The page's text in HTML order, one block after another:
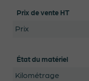
Prix de vente HT
Prix
État du matériel
Kilométrage